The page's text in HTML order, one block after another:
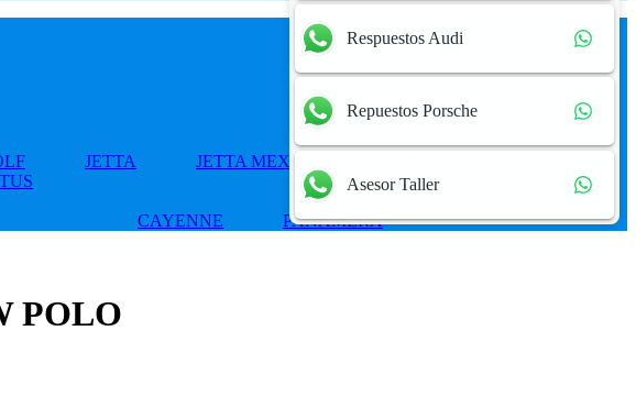
JETTA JETTA MEXICANO
CAYENNE
PANAMERA
POLO
Respuestos Audi
Repuestos Porsche
Asesor Taller